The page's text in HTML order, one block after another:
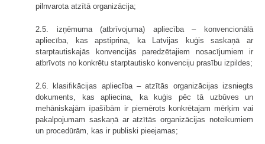
pilnvarota atzītā organizācija;
2.5. izņēmuma (atbrīvojuma) apliecība – konvencionālā
apliecība, kas apstiprina, ka Latvijas kuģis saskaņā ar
starptautiskajās konvencijās paredzētajiem nosacījumiem ir
atbrīvots no konkrētu starptautisko konvenciju prasību izpildes;
2.6. klasifikācijas apliecība – atzītās organizācijas izsniegts
dokuments, kas apliecina, ka kuģis pēc tā uzbūves un
mehāniskajām īpašībām ir piemērots konkrētajam mērķim vai
pakalpojumam saskaņā ar atzītās organizācijas noteikumiem
un procedūrām, kas ir publiski pieejamas;